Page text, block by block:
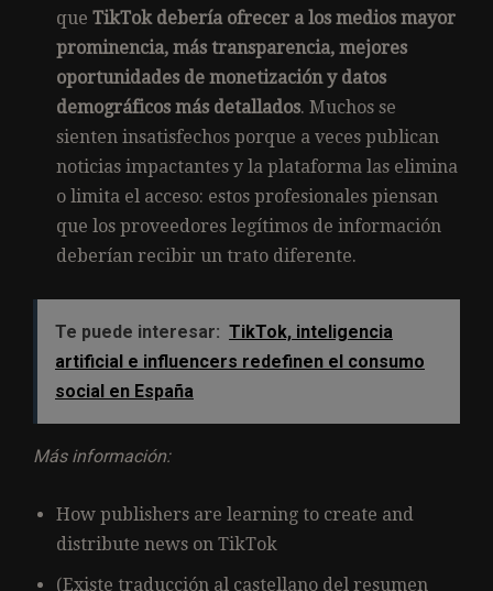
que TikTok debería ofrecer a los medios mayor
prominencia, más transparencia, mejores
oportunidades de monetización y datos
demográficos más detallados. Muchos se
sienten insatisfechos porque a veces publican
noticias impactantes y la plataforma las elimina
o limita el acceso: estos profesionales piensan
que los proveedores legítimos de información
deberían recibir un trato diferente.
Te puede interesar: TikTok, inteligencia
artificial e influencers redefinen el consumo
social en España
Más información:
How publishers are learning to create and
distribute news on TikTok
(Existe traducción al castellano del resumen